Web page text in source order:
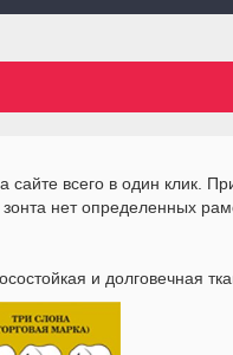
сайте всего в один клик.
нет определенных
и долговечная